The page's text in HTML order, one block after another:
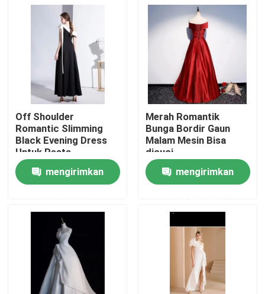
Tentang kami
Tur Pabrik
Kontrol kualitas
Hubungi kami
Permintaan Penawaran
Pakaian Fashion Bekas
Pakaian Anak Pratama
Off Shoulder
Romantic Slimming
Black Evening Dress
Untuk Pesta
Pernikahan
mengirimkan
Merah Romantik
Bunga Bordir Gaun
Malam Mesin Bisa
dicuci
mengirimkan